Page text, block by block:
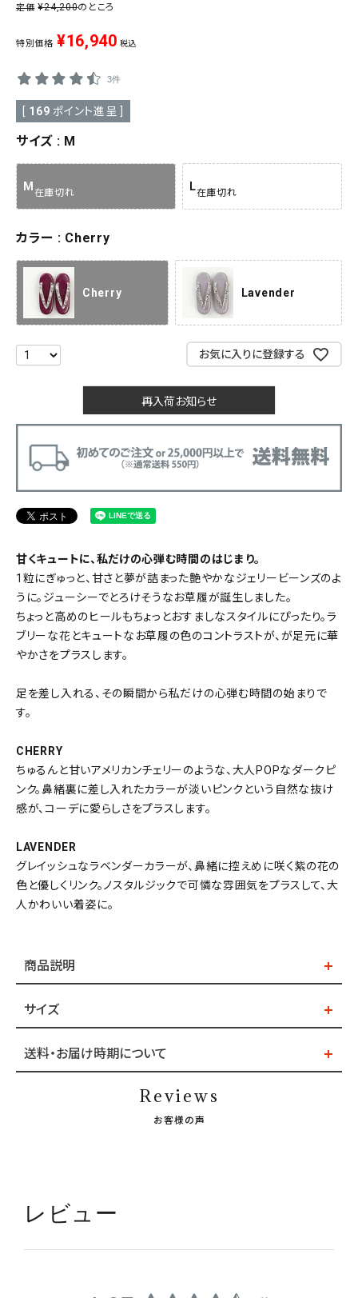
tune
SHOPPING GUIDE
INFORMATION
定価 ¥24,200のところ
特別価格 ¥16,940 税込
3件
169 ポイント進呈 ]
サイズ M
M 在庫切れ L在庫切れ
カラー Cherry
Cherry Lavender
お気に入りに登録する
再入荷お知らせ
甘くキュートに、私だけの心弾む時間のはじまり。
1粒にぎゅっと、甘さと夢が詰まった艶やかなジェリービーンズのよ
うに。ジューシーでとろけそうなお草履が誕生しました。
ちょっと高めのヒールもちょっとおすましなスタイルにぴったり。ラ
ブリーな花とキュートなお草履の色のコントラストが、が足元に華
やかさをプラスします。
足を差し入れる、その瞬間から私だけの心弾む時間の始まりで
す。
CHERRY
ちゅるんと甘いアメリカンチェリーのような、大人POPなダークピ
ンク。鼻緒裏に差し入れたカラーが淡いピンクという自然な抜け
感が、コーデに愛らしさをプラスします。
LAVENDER
グレイッシュなラベンダーカラーが、鼻緒に控えめに咲く紫の花の
色と優しくリンク。ノスタルジックで可憐な雰囲気をプラスして、大
人かわいい着姿に。
商品説明
サイズ
送料・お届け時期について
Reviews
お客様の声
レビュー